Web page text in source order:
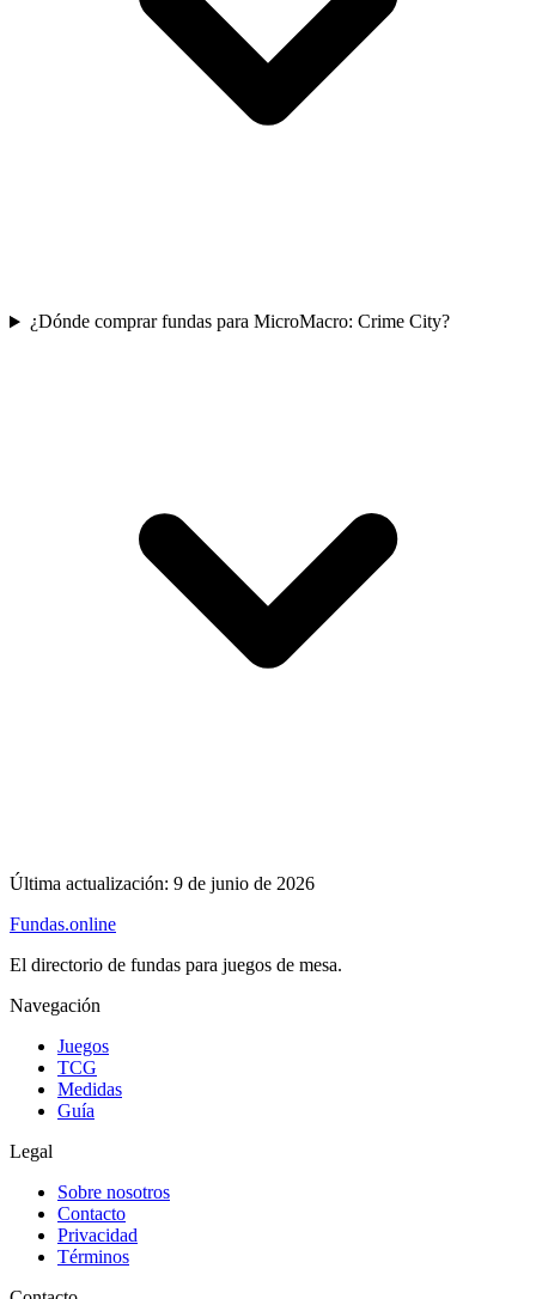
¿Dónde comprar fundas para MicroMacro: Crime City?
Última actualización: 9 de junio de 2026
Fundas.online
El directorio de fundas para juegos de mesa.
Navegación
Juegos
TCG
Medidas
Guía
Legal
Sobre nosotros
Contacto
Privacidad
Términos